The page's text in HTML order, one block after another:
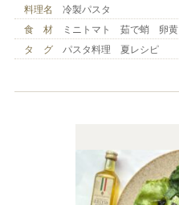
料理名
冷製パスタ
食 材
ミニトマト 茹で蛸 卵黄
タ グ
パスタ料理 夏レシピ